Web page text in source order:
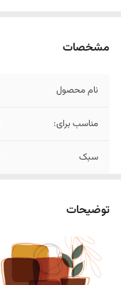
مشخصات
نام محصول
مناسب برای:
سبک
ابعاد
محل تولید
توضیحات